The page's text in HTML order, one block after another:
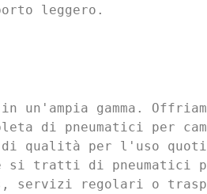
leggero.
un'ampia gamma.
di pneumatici per
di qualità per l'uso
si tratti di pneumatici
servizi regolari o